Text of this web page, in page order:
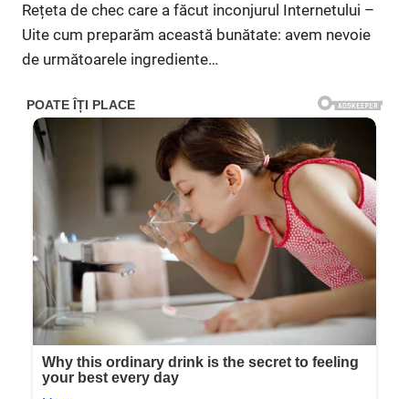
Rețeta de chec care a făcut inconjurul Internetului –
Uite cum preparăm această bunătate: avem nevoie
de următoarele ingrediente…